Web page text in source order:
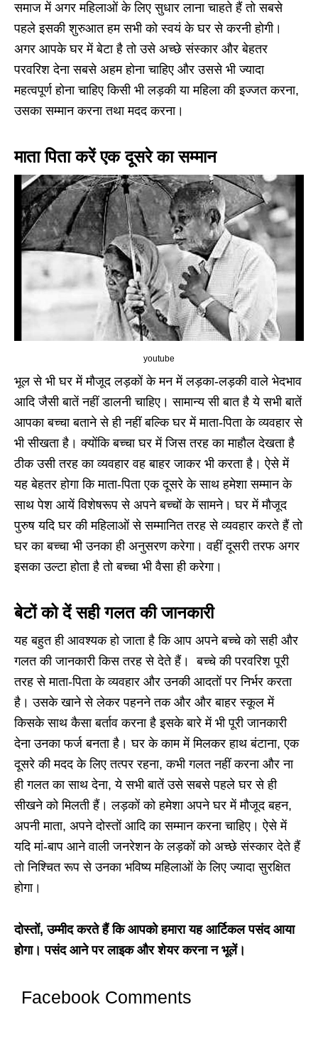
समाज में अगर महिलाओं के लिए सुधार लाना चाहते हैं तो सबसे
पहले इसकी शुरुआत हम सभी को स्वयं के घर से करनी होगी।
अगर आपके घर में बेटा है तो उसे अच्छे संस्कार और बेहतर
परवरिश देना सबसे अहम होना चाहिए और उससे भी ज्यादा
महत्वपूर्ण होना चाहिए किसी भी लड़की या महिला की इज्जत करना,
उसका सम्मान करना तथा मदद करना।
माता पिता करें एक दूसरे का सम्मान
youtube
भूल से भी घर में मौजूद लड़कों के मन में लड़का-लड़की वाले भेदभाव
आदि जैसी बातें नहीं डालनी चाहिए। सामान्य सी बात है ये सभी बातें
आपका बच्चा बताने से ही नहीं बल्कि घर में माता-पिता के व्यवहार से
भी सीखता है। क्योंकि बच्चा घर में जिस तरह का माहौल देखता है
ठीक उसी तरह का व्यवहार वह बाहर जाकर भी करता है। ऐसे में
यह बेहतर होगा कि माता-पिता एक दूसरे के साथ हमेशा सम्मान के
साथ पेश आयें विशेषरूप से अपने बच्चों के सामने। घर में मौजूद
पुरुष यदि घर की महिलाओं से सम्मानित तरह से व्यवहार करते हैं तो
घर का बच्चा भी उनका ही अनुसरण करेगा। वहीं दूसरी तरफ अगर
इसका उल्टा होता है तो बच्चा भी वैसा ही करेगा।
बेटों को दें सही गलत की जानकारी
यह बहुत ही आवश्यक हो जाता है कि आप अपने बच्चे को सही और
गलत की जानकारी किस तरह से देते हैं। बच्चे की परवरिश पूरी
तरह से माता-पिता के व्यवहार और उनकी आदतों पर निर्भर करता
है। उसके खाने से लेकर पहनने तक और और बाहर स्कूल में
किसके साथ कैसा बर्ताव करना है इसके बारे में भी पूरी जानकारी
देना उनका फर्ज बनता है। घर के काम में मिलकर हाथ बंटाना, एक
दूसरे की मदद के लिए तत्पर रहना, कभी गलत नहीं करना और ना
ही गलत का साथ देना, ये सभी बातें उसे सबसे पहले घर से ही
सीखने को मिलती हैं। लड़कों को हमेशा अपने घर में मौजूद बहन,
अपनी माता, अपने दोस्तों आदि का सम्मान करना चाहिए। ऐसे में
यदि मां-बाप आने वाली जनरेशन के लड़कों को अच्छे संस्कार देते हैं
तो निश्चित रूप से उनका भविष्य महिलाओं के लिए ज्यादा सुरक्षित
होगा।
दोस्तों, उम्मीद करते हैं कि आपको हमारा यह आर्टिकल पसंद आया
होगा। पसंद आने पर लाइक और शेयर करना न भूलें।
Facebook Comments